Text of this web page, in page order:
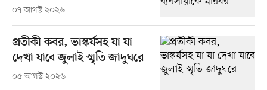
০৭ আগস্ট ২০২৬
প্রতীকী কবর, ভাস্কর্যসহ যা যা
দেখা যাবে জুলাই স্মৃতি জাদুঘরে
০৫ আগস্ট ২০২৬